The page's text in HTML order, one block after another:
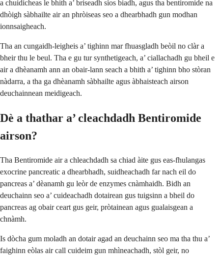
a chuidicheas le bhith a’ briseadh sìos biadh, agus tha bentiromide na
dhòigh sàbhailte air an phròiseas seo a dhearbhadh gun modhan
ionnsaigheach.
Tha an cungaidh-leigheis a’ tighinn mar fhuasgladh beòil no clàr a
bheir thu le beul. Tha e gu tur synthetigeach, a’ ciallachadh gu bheil e
air a dhèanamh ann an obair-lann seach a bhith a’ tighinn bho stòran
nàdarra, a tha ga dhèanamh sàbhailte agus àbhaisteach airson
deuchainnean meidigeach.
Dè a thathar a’ cleachdadh Bentiromide
airson?
Tha Bentiromide air a chleachdadh sa chiad àite gus eas-fhulangas
exocrine pancreatic a dhearbhadh, suidheachadh far nach eil do
pancreas a’ dèanamh gu leòr de enzymes cnàmhaidh. Bidh an
deuchainn seo a’ cuideachadh dotairean gus tuigsinn a bheil do
pancreas ag obair ceart gus geir, pròtainean agus gualaisgean a
chnàmh.
Is dòcha gum moladh an dotair agad an deuchainn seo ma tha thu a’
faighinn eòlas air call cuideim gun mhìneachadh, stòl geir, no